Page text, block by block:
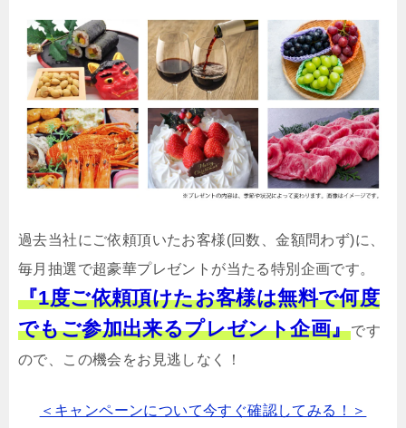
過去当社にご依頼頂いたお客様(回数、金額問わず)に、
毎月抽選で超豪華プレゼントが当たる特別企画です。
『1度ご依頼頂けたお客様は無料で何度
でもご参加出来るプレゼント企画』です
ので、この機会をお見逃しなく！
＜キャンペーンについて今すぐ確認してみる！＞